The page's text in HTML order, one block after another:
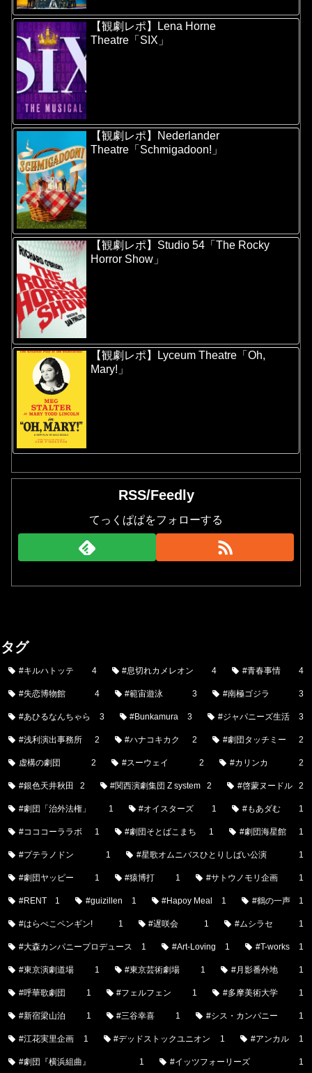
【観劇レポ】Lena Horne
Theatre「SIX」
【観劇レポ】Nederlander
Theatre「Schmigadoon!」
【観劇レポ】Studio 54「The Rocky
Horror Show」
【観劇レポ】Lyceum Theatre「Oh,
Mary!」
RSS/Feedly
てっくぱぱをフォローする
タグ
#キルハトッテ 4 #息切れカメレオン 4 #青春事情 4
#失恋博物館 4 #範宙遊泳 3 #南極ゴジラ 3
#あひるなんちゃら 3 #Bunkamura 3 #ジャパニーズ生活 3
#浅利演出事務所 2 #ハナコキカク 2 #劇団タッチミー 2
虚構の劇団 2 #スーウェイ 2 #カリンカ 2
#銀色天井秋田 2 #関西演劇集団 Z system 2 #啓蒙ヌードル 2
#劇団「治外法権」 1 #オイスターズ 1 #もあダむ 1
#コココーララボ 1 #劇団そとばこまち 1 #劇団海星館 1
#プテラノドン 1 #星歌オムニバスひとりしばい公演 1
#劇団ヤッピー 1 #猿博打 1 #サトウノモリ企画 1
#RENT 1 #guizillen 1 #Hapoy Meal 1 #鶴の一声 1
#はらぺこペンギン! 1 #遅咲会 1 #ムシラセ 1
#大森カンパニープロデュース 1 #Art-Loving 1 #T-works 1
#東京演劇道場 1 #東京芸術劇場 1 #月影番外地 1
#呼華歌劇団 1 #フェルフェン 1 #多摩美術大学 1
#新宿梁山泊 1 #三谷幸喜 1 #シス・カンパニー 1
#江花実里企画 1 #デッドストックユニオン 1 #アンカル 1
#劇団『横浜組曲』 1 #イッツフォーリーズ 1